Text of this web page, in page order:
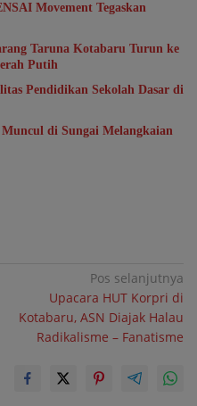
Movement Tegaskan
Taruna Kotabaru Turun ke
Putih
Pendidikan Sekolah Dasar di
di Sungai Melangkaian
Pos selanjutnya
Upacara HUT Korpri di
Kotabaru, ASN Diajak Halau
Radikalisme – Fanatisme